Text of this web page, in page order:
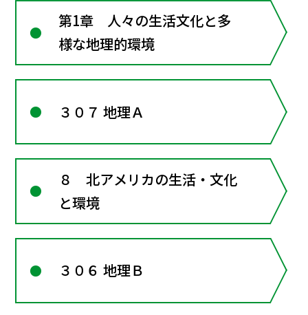
第1章 人々の生活文化と多
様な地理的環境
３０７ 地理Ａ
８ 北アメリカの生活・文化
と環境
３０６ 地理Ｂ